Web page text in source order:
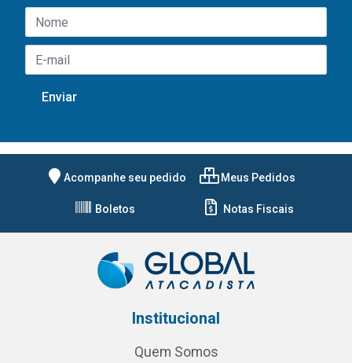
Acompanhe seu pedido Meus Pedidos
Boletos Notas Fiscais
Institucional
Quem Somos